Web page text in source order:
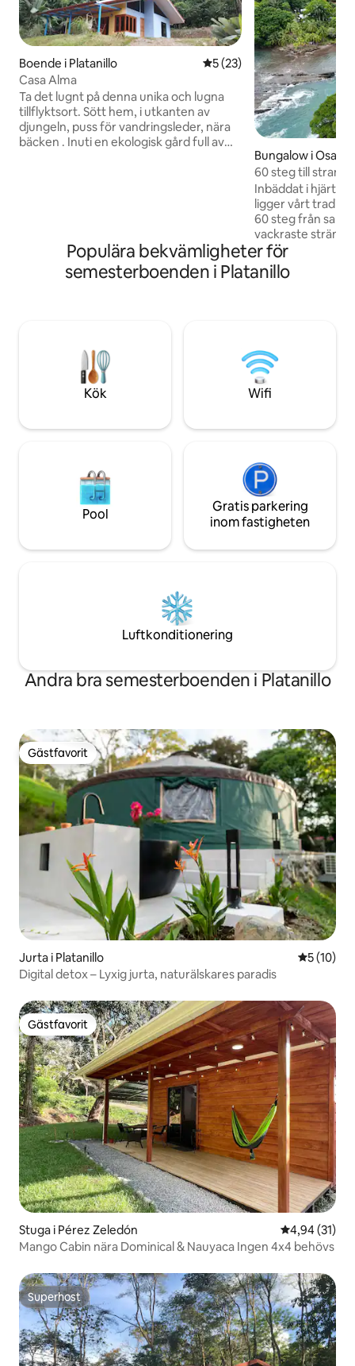
Boende i Platanillo 5 av 5 i genomsnittligt
5 (23)
Casa Alma
Ta det lugnt på denna unika och lugna
tillflyktsort. Sött hem, i utkanten av
djungeln, puss för vandringsleder, nära
bäcken . Inuti en ekologisk gård full av
som genomförs på gården Gården
ligger kort gångavstånd till kollektivtrafik
och byns centrum där du hittar en
Bungalow i Osa
60 steg till
bungalow
Inbäddat i hjärtat
ligger vårt
60 steg från
vackraste
åriga autentiska
omgiven av
kommer att
(dubbelsäng)
tums-TV),
full storlek och
automatisk grind.
Populära bekvämligheter för
semesterboenden i Platanillo
Kök Wifi
Pool
Gratis parkering
inom fastigheten
Luftkonditionering
Andra bra semesterboenden i Platanillo
Gästfavorit
Gästfavorit
Jurta i Platanillo 5 av 5 i
5 (10)
Digital detox – Lyxig jurta, naturälskares paradis
Gästfavorit
Gästfavorit
Stuga i Pérez Zeledón 4,94 av 5 i
4,94 (31)
Mango Cabin nära Dominical & Nauyaca Ingen 4x4 behövs
Superhost
Superhost